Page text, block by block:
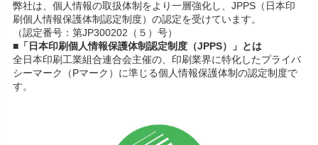
弊社は、個人情報の取扱体制をより一層強化し、JPPS（日本印
刷個人情報保護体制認定制度）の認定を受けています。
（認定番号：第JP300202（５）号）
■「日本印刷個人情報保護体制認定制度（JPPS）」とは
全日本印刷工業組合連合会主催の、印刷業界に特化したプライバ
シーマーク（Pマーク）に準じる個人情報保護体制の認定制度で
す。